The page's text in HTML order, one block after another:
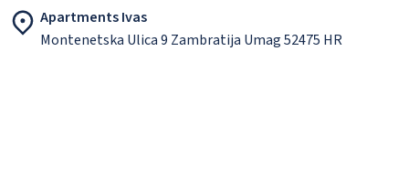
Apartments Ivas
Montenetska Ulica 9 Zambratija Umag 52475 HR